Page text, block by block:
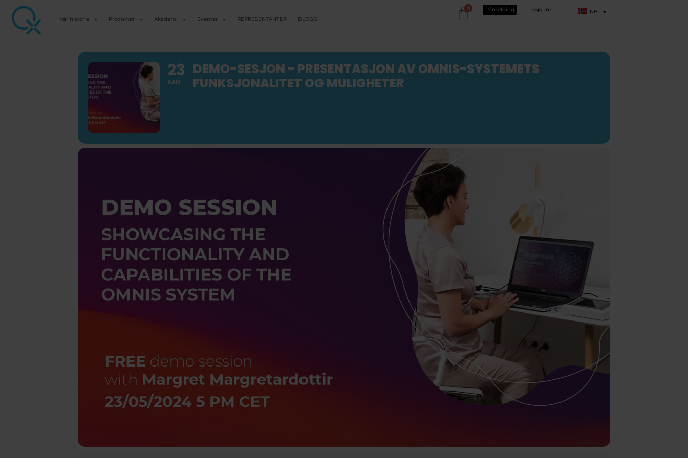
Vår historie Produkter Akademi Eventer REPRESENTANTER BLOGG
0 Påmelding Logg inn NB
23
KAN
DEMO-SESJON - PRESENTASJON AV OMNIS-SYSTEMETS
FUNKSJONALITET OG MULIGHETER